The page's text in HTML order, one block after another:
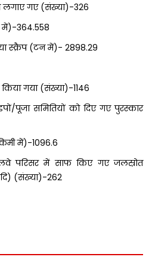
लगाए गए (संख्या)-326
में)-364.558
स्क्रैप (टन में)- 2898.29
गया (संख्या)-1146
पूजा समितियों को दिए गए पुरस्कार
में)-1096.6
परिसर में साफ किए गए जलस्रोत
(संख्या)-262